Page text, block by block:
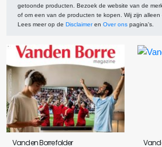
getoonde producten. Bezoek de website van de
of om een van de producten te kopen. Wij zijn alleen
Lees meer op de Disclaimeren Over ons pagina's.
Vanden Borre folder